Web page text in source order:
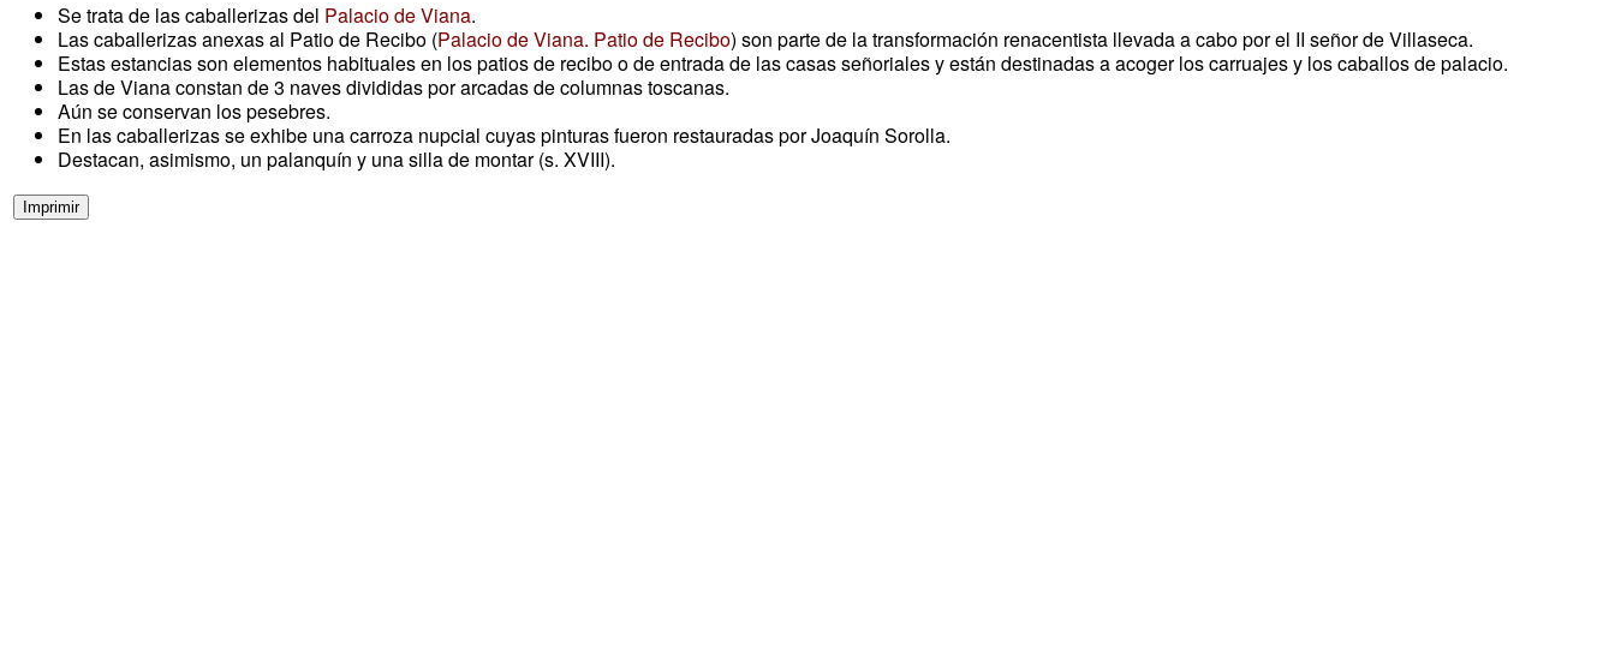
Se trata de las caballerizas del Palacio de Viana.
Las caballerizas anexas al Patio de Recibo (Palacio de Viana. Patio de Recibo) son parte de la transformación renacentista llevada a cabo por el II señor de Villaseca.
Estas estancias son elementos habituales en los patios de recibo o de entrada de las casas señoriales y están destinadas a acoger los carruajes y los caballos de palacio.
Las de Viana constan de 3 naves divididas por arcadas de columnas toscanas.
Aún se conservan los pesebres.
En las caballerizas se exhibe una carroza nupcial cuyas pinturas fueron restauradas por Joaquín Sorolla.
Destacan, asimismo, un palanquín y una silla de montar (s. XVIII).